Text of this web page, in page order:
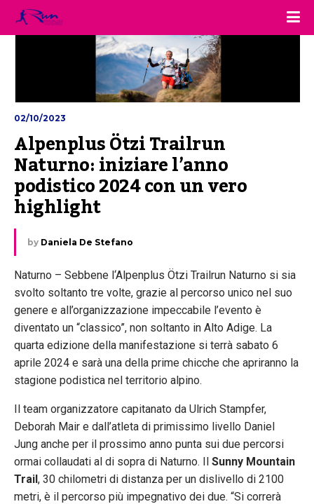
02/10/2023
Alpenplus Ötzi Trailrun
Naturno: iniziare l’anno
podistico 2024 con un vero
highlight
by Daniela De Stefano
Naturno – Sebbene l‘Alpenplus Ötzi Trailrun Naturno si sia
svolto soltanto tre volte, grazie al percorso unico nel suo
genere e all’organizzazione impeccabile l’evento è
diventato un “classico”, non soltanto in Alto Adige. La
quarta edizione della manifestazione si terrà sabato 6
aprile 2024 e sarà una della prime chicche che apriranno la
stagione podistica nel territorio alpino.
Il team organizzatore capitanato da Ulrich Stampfer,
Deborah Mair e dall’atleta di primissimo livello Daniel
Jung anche per il prossimo anno punta sui due percorsi
ormai collaudati al di sopra di Naturno. Il Sunny Mountain
Trail, 30 chilometri di distanza per un dislivello di 2100
metri, è il percorso più impegnativo dei due. “Si correrà